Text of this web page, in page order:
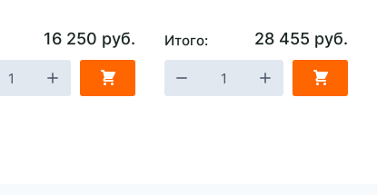
16 250 руб. Итого: 28 455 руб.